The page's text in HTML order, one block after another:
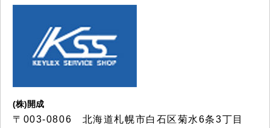
(株)開成
〒003-0806 北海道札幌市白石区菊水6条3丁目